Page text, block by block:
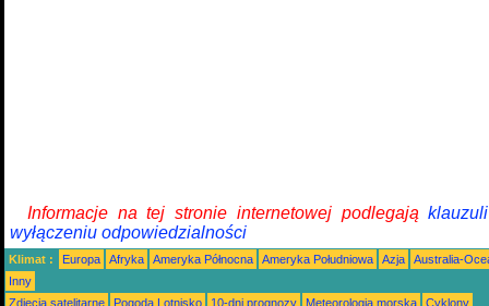
Informacje na tej stronie internetowej podlegają
wyłączeniu odpowiedzialności
Klimat : Europa Afryka Ameryka Północna Ameryka Południowa Azja
Australia-
Inny
Zdjęcia satelitarne
Pogoda Lotnisko 10-dni prognozy Meteorologia morska Cyklony